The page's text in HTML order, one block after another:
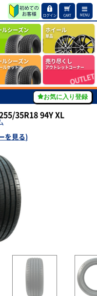
ログイン CART MENU
ルシーズン ホイール
単品
ルシーズン
ルセット
売り尽くし
アウトレットコーナー
お気に入り登録
35R18 94Y XL
を見る)